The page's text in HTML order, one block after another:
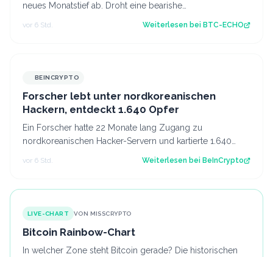
neues Monatstief ab. Droht eine bearishe
vor 6 Std. Weiterlesen bei BTC-ECHO
BEINCRYPTO
Forscher lebt unter nordkoreanischen
Hackern, entdeckt 1.640 Opfer
Ein Forscher hatte 22 Monate lang Zugang zu
nordkoreanischen Hacker-Servern und kartierte 1.640
Opfer in 57 Ländern. Der Beitrag Forscher le…
vor 6 Std. Weiterlesen bei BeInCrypto
LIVE-CHART VON MISSCRYPTO
Bitcoin Rainbow-Chart
In welcher Zone steht Bitcoin gerade? Die historischen